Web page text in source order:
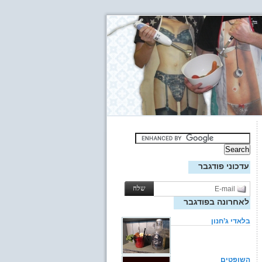
עדכוני פודגבר
לאחרונה בפודגבר
בלאדי ג’חנון
השופטים